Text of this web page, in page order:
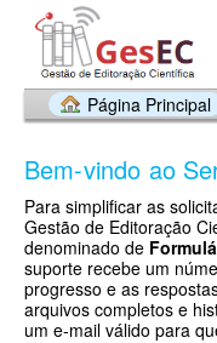
Página Principal
Bem-vindo ao
Para simplificar as
Gestão de Editoração
denominado de
suporte recebe um
progresso e as
arquivos completos e
um e-mail válido para